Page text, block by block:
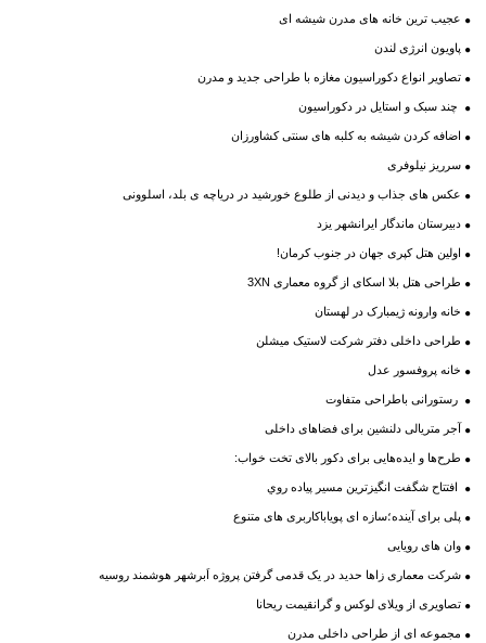
عجیب ترین خانه های مدرن شیشه ای
پاویون انرژی لندن
تصاویر انواع دکوراسیون مغازه با طراحی جدید و مدرن
چند سبک و استایل در دکوراسیون
اضافه کردن شیشه به کلبه های سنتی کشاورزان
سرریز نیلوفری
عکس های جذاب و دیدنی از طلوع خورشید در دریاچه ی بلد، اسلوونی
دبیرستان ماندگار ایرانشهر یزد
اولین هتل کپری جهان در جنوب کرمان!
طراحی هتل بلا اسکای از گروه معماری 3XN
خانه وارونه ژیمبارک در لهستان
طراحی داخلی دفتر شرکت لاستیک میشلن
خانه پروفسور عدل
رستورانی باطراحی متفاوت
آجر متریالی دلنشین برای فضاهای داخلی
طرح‌ها و ایده‌هایی برای دکور بالای تخت خواب:
افتتاح شگفت انگيزترين مسير پياده روي
پلی برای آینده؛سازه ای پویاباکاربری های متنوع
وان های رویایی
شرکت معماری زاها حدید در یک قدمی گرفتن پروژه اَبرشهر هوشمند روسیه
تصاویری از ویلای لوکس و گرانقیمت ریحانا
مجموعه ای از طراحی داخلی مدرن